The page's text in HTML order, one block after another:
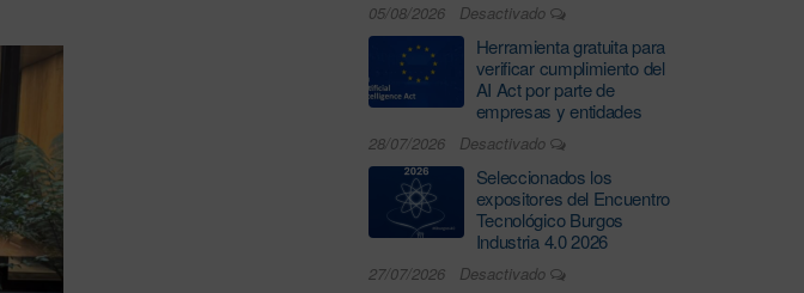
05/08/2026 Desactivado
Herramienta gratuita para
verificar cumplimiento del
AI Act por parte de
empresas y entidades
28/07/2026 Desactivado
Seleccionados los
expositores del Encuentro
Tecnológico Burgos
Industria 4.0 2026
27/07/2026 Desactivado